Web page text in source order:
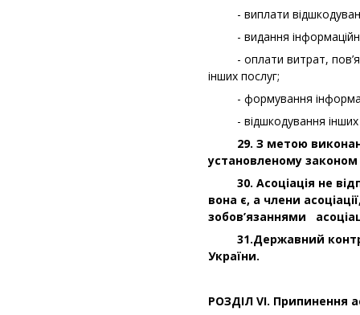
- виплати
- видання інформаційної
- оплати витрат,
інших послуг;
- формування
- відшкодування інших
29. З метою
установленому законом
30. Асоціація не
вона є, а члени
зобов’язаннями
31.Державний
України.
РОЗДІЛ VІ. Припинення